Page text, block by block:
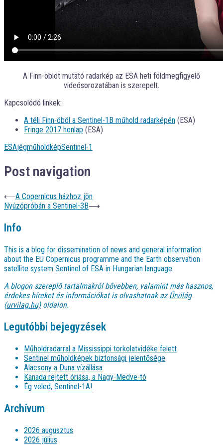
A Finn-öblöt mutató radarkép az ESA heti földmegfigyelő
videósorozatában is szerepelt.
Kapcsolódó linkek:
A téli Finn-öböl a Sentinel-1B műhold radarképén (ESA)
Fringe 2017 honlap (ESA)
ESAjégműholdképSentinel-1
Post navigation
⟵A Copernicus házhoz jön
Nyúzópróbán a Sentinel-3B⟶
Info
This is a blog for dissemination of news and general information
about the EU Copernicus programme and the Earth observation
satellite system Sentinel of ESA in Hungarian language.
A blogon szereplő tartalmakról bővebben, valamint más hasznos,
érdekes híreket és információkat is olvashatnak azŰrvilág
(urvilag.hu)oldalon.
Legutóbbi bejegyzések
Műholdradarral a Mississippi torkolatvidéke felett
Sentinel műholdképek biztonsági jelentősége
Alacsony a Duna vízállása
Kanada rejtett óriása, a Nagy-Medve-tó
Ég veled, Sentinel-1A!
Archívum
2026 augusztus
2026 július